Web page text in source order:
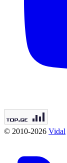
© 2010-2026 Vidal